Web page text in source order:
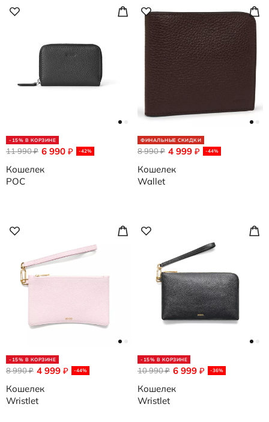
-15% В КОРЗИНЕ
6 990 ₽ -42%
11 990₽
Кошелек
POC
ФИНАЛЬНЫЕ СКИДКИ
4 999 ₽ -44%
8 990₽
Кошелек
Wallet
-15% В КОРЗИНЕ
4 999 ₽ -44%
8 990₽
Кошелек
Wristlet
-15% В КОРЗИНЕ
6 999 ₽ -36%
10 990₽
Кошелек
Wristlet